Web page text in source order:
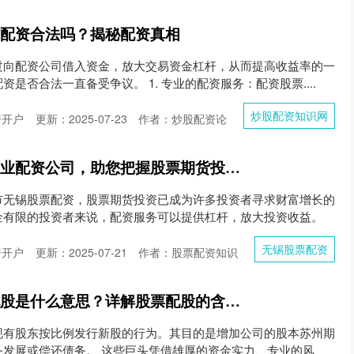
资合法吗？揭秘配资真相
配资公司借入资金，放大交易资金杠杆，从而提高收益率的一
是否合法一直备受争议。 1. 专业的配资服务：配资股票....
炒股配资知识网
更新：2025-07-23 作者：炒股配资论
户
无锡股票配资 杭州专业配资公司，助您把握股票期货投资良机
锡股票配资，股票期货投资已成为许多投资者寻求财富增长的
限的投资者来说，配资服务可以提供杠杆，放大投资收益。
无锡股票配资
更新：2025-07-21 作者：股票配资知识
户
苏州期货配资 股票配股是什么意思？详解股票配股的含义和流程
股东按比例发行新股的行为。其目的是增加公司的股本苏州期
展或偿还债务。 这些巨头凭借雄厚的资金实力、专业的风